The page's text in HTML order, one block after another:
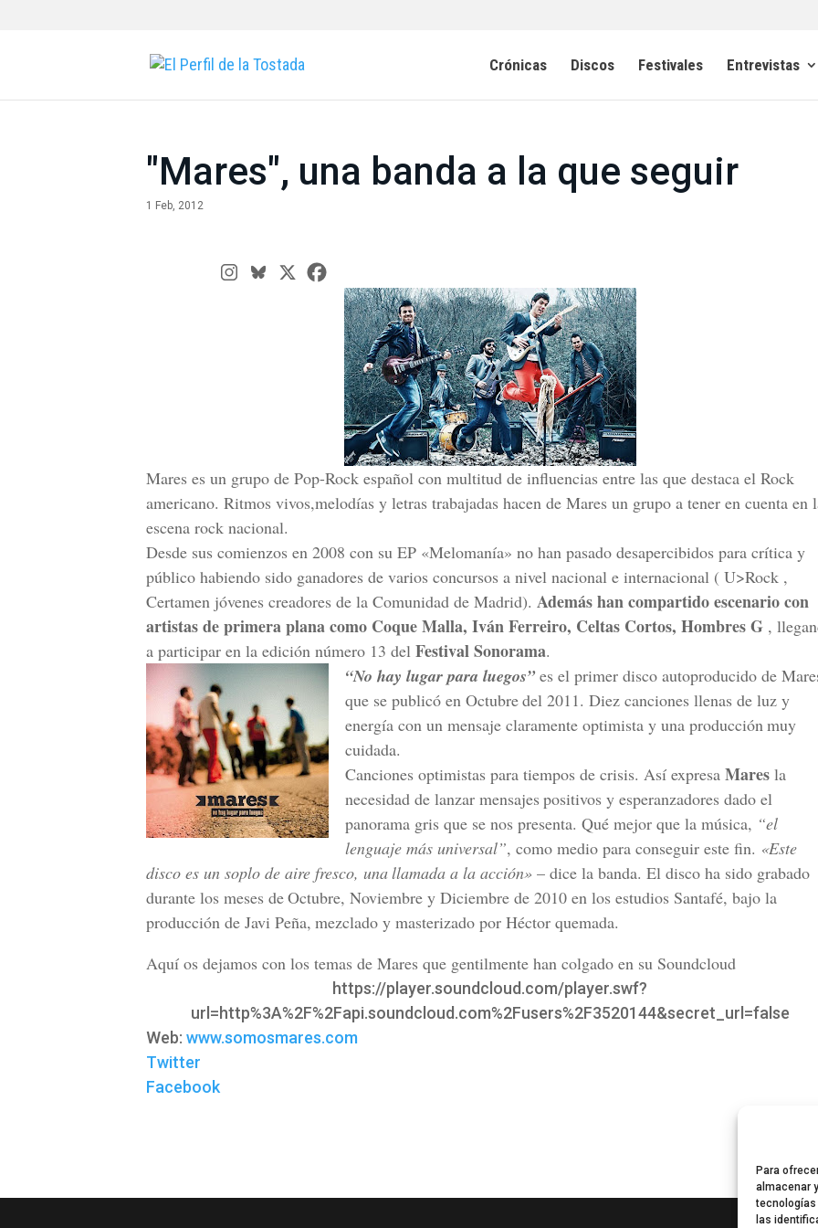
Para
almacenar
tecnologías
las
Crónicas Discos Festivales Entrevistas
"Mares", una banda a la que seguir
1 Feb, 2012
Mares es un grupo de Pop-Rock español con multitud de influencias entre las que destaca el Rock
americano. Ritmos vivos,melodías y letras trabajadas hacen de Mares un grupo a tener en cuenta en
escena rock nacional.
Desde sus comienzos en 2008 con su EP «Melomanía» no han pasado desapercibidos para crítica y
público habiendo sido ganadores de varios concursos a nivel nacional e internacional ( U>Rock ,
Certamen jóvenes creadores de la Comunidad de Madrid). Además han compartido escenario con
artistas de primera plana como Coque Malla, Iván Ferreiro, Celtas Cortos, Hombres G ,
a participar en la edición número 13 del Festival Sonorama.
“No hay lugar para luegos” es el primer disco autoproducido de
que se publicó en Octubredel 2011. Diez canciones llenas de luz y
energía con un mensaje claramente optimista y una producciónmuy
cuidada.
Canciones optimistas para tiempos de crisis. Así expresa Mares la
necesidad de lanzar mensajespositivos y esperanzadores dado el
panorama gris que se nos presenta. Qué mejor que la música, “el
lenguaje más universal”, como medio para conseguir este fin. «Este
disco es un soplo de aire fresco, unallamada a la acción» – dice la banda. El disco ha sido grabado
durante los meses deOctubre, Noviembre y Diciembre de 2010 en los estudios Santafé, bajo la
producción de Javi Peña, mezclado y masterizado por Héctor quemada.
Aquí os dejamos con los temas de Mares que gentilmente han colgado en su Soundcloud
https://player.soundcloud.com/player.swf?
url=http%3A%2F%2Fapi.soundcloud.com%2Fusers%2F3520144&secret_url=false
Web: www.somosmares.com
Twitter
Facebook